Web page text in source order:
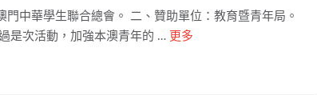
門中華學生聯合總會。 二、贊助單位：教育暨青年局。
是次活動，加強本澳青年的 … 更多